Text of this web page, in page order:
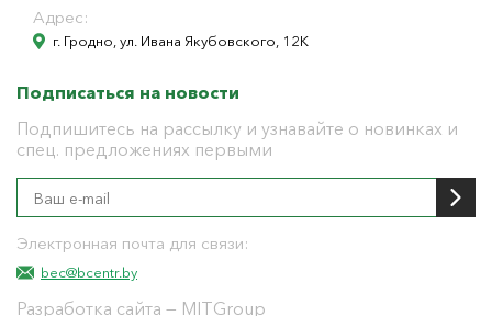
Адрес:
г. Гродно, ул. Ивана Якубовского, 12К
Подписаться на новости
Подпишитесь на рассылку и узнавайте о новинках и
спец. предложениях первыми
Электронная почта для связи:
bec@bcentr.by
Разработка сайта — MITGroup